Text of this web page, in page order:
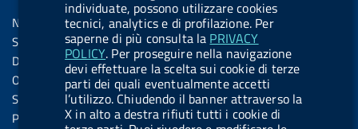
individuate, possono utilizzare cookies
tecnici, analytics e di profilazione. Per
saperne di più consulta la PRIVACY
POLICY. Per proseguire nella navigazione
devi effettuare la scelta sui cookie di terze
parti dei quali eventualmente accetti
l’utilizzo. Chiudendo il banner attraverso la
X in alto a destra rifiuti tutti i cookie di
u
t
t
o
n
.
u
t
t
o
n
.
Note legali
Social Media Policy
Dichiarazione di accessibilità
Obiettivi di accessibilità
Statistiche sito
Privacy